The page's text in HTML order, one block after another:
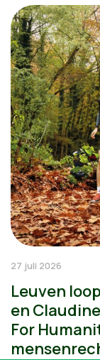
27 juli 2026
Leuven
en
For